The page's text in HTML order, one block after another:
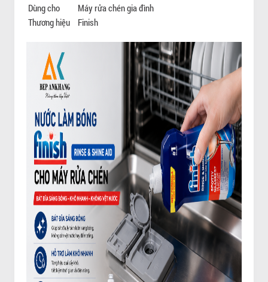
Dùng cho
Máy rửa chén gia đình
Thương hiệu
Finish